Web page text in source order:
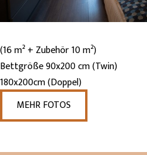
(16 m² + Zubehör 10 m²)
Bettgröße 90x200 cm (Twin)
180x200cm (Doppel)
MEHR FOTOS